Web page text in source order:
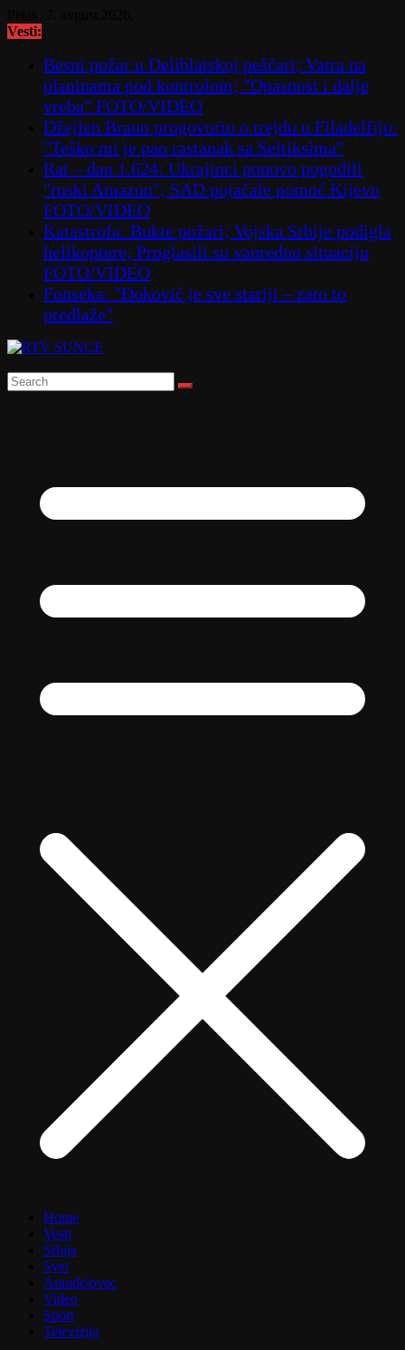
to
Vesti:
Besni požar u Deliblatskoj peščari; Vatra na
planinama pod kontrolom; "Opasnost i dalje
vreba" FOTO/VIDEO
Džejlen Braun progovorio o trejdu u Filadelfiju:
"Teško mi je pao rastanak sa Seltiksima"
Rat – dan 1.624: Ukrajinci ponovo pogodili
"ruski Amazon"; SAD pojačale pomoć Kijevu
FOTO/VIDEO
Katastrofa: Bukte požari; Vojska Srbije podigla
helikoptere; Proglasili su vanrednu situaciju
FOTO/VIDEO
Fonseka: "Đoković je sve stariji – zato to
predlaže"
Home
Vesti
Srbija
Svet
Aranđelovac
Video
Sport
Televizija